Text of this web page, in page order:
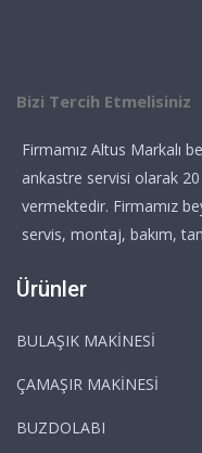
Bizi Tercih Etmelisiniz
Firmamız Altus Markalı
ankastre servisi olarak 20
vermektedir. Firmamız
servis, montaj, bakım,
Ürünler
BULAŞIK MAKİNESİ
ÇAMAŞIR MAKİNESİ
BUZDOLABI